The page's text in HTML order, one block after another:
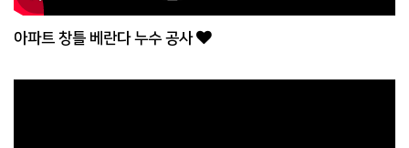
아파트 창틀 베란다 누수 공사